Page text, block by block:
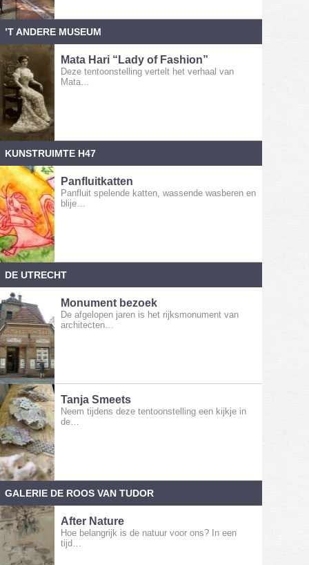
’T ANDERE MUSEUM
Mata Hari “Lady of Fashion”
Deze tentoonstelling vertelt het verhaal van
Mata…
KUNSTRUIMTE H47
Panfluitkatten
Panfluit spelende katten, wassende wasberen en
blije…
DE UTRECHT
Monument bezoek
De afgelopen jaren is het rijksmonument van
architecten…
Tanja Smeets
Neem tijdens deze tentoonstelling een kijkje in
de…
GALERIE DE ROOS VAN TUDOR
After Nature
Hoe belangrijk is de natuur voor ons? In een
tijd…